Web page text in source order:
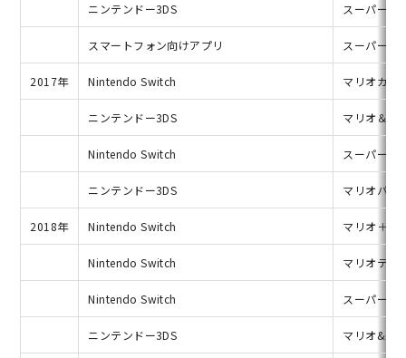
ニンテンドー3DS スーパーマ
スマートフォン向けアプリ スーパーマ
2017年 Nintendo Switch マリオカー
ニンテンドー3DS マリオ＆ル
Nintendo Switch スーパーマ
ニンテンドー3DS マリオパー
2018年 Nintendo Switch マリオ＋ラ
Nintendo Switch マリオテニ
Nintendo Switch スーパーマ
ニンテンドー3DS マリオ&ル